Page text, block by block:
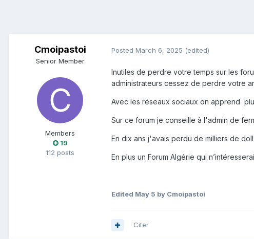
Cmoipastoi
Senior Member
Members
19
112 posts
Posted March 6, 2025 (edited)
Inutiles de perdre votre temps sur les
administrateurs cessez de perdre votre
Avec les réseaux sociaux on apprend
Sur ce forum je conseille à l'admin de
En dix ans j'avais perdu de milliers de
En plus un Forum Algérie qui
Edited May 5 by Cmoipastoi
Citer